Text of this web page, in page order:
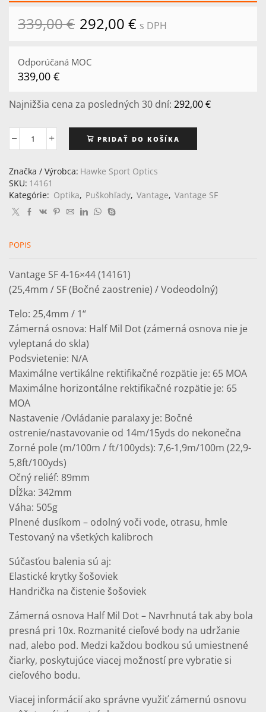
339,00€ Pôvodná
cena
339,00 €.
292,00 €Aktuálna
cena
s DPH
Odporúčaná MOC
339,00 €
Najnižšia cena za posledných 30 dní: 292,00€
množstvo
Vantage
SF
4-
(Half
PRIDAŤ DO KOŠÍKA
Značka / Výrobca: Hawke Sport Optics
SKU: 14161
Kategórie: Optika, Puškohľady, Vantage, Vantage SF
POPIS
Vantage SF 4-16×44 (14161)
(25,4mm / SF (Bočné zaostrenie) / Vodeodolný)
Telo: 25,4mm / 1“
Zámerná osnova: Half Mil Dot (zámerná osnova nie je
vyleptaná do skla)
Podsvietenie: N/A
Maximálne vertikálne rektifikačné rozpätie je: 65 MOA
Maximálne horizontálne rektifikačné rozpätie je: 65
MOA
Nastavenie /Ovládanie paralaxy je: Bočné
ostrenie/nastavovanie od 14m/15yds do nekonečna
Zorné pole (m/100m / ft/100yds): 7,6-1,9m/100m (22,9-
5,8ft/100yds)
Očný reliéf: 89mm
Dĺžka: 342mm
Váha: 505g
Plnené dusíkom – odolný voči vode, otrasu, hmle
Testovaný na všetkých kalibroch
Súčasťou balenia sú aj:
Elastické krytky šošoviek
Handrička na čistenie šošoviek
Zámerná osnova Half Mil Dot – Navrhnutá tak aby bola
presná pri 10x. Rozmanité cieľové body na udržanie
nad, alebo pod. Medzi každou bodkou sú umiestnené
čiarky, poskytujúce viacej možností pre vybratie si
cieľového bodu.
Viacej informácií ako správne využiť zámernú osnovu